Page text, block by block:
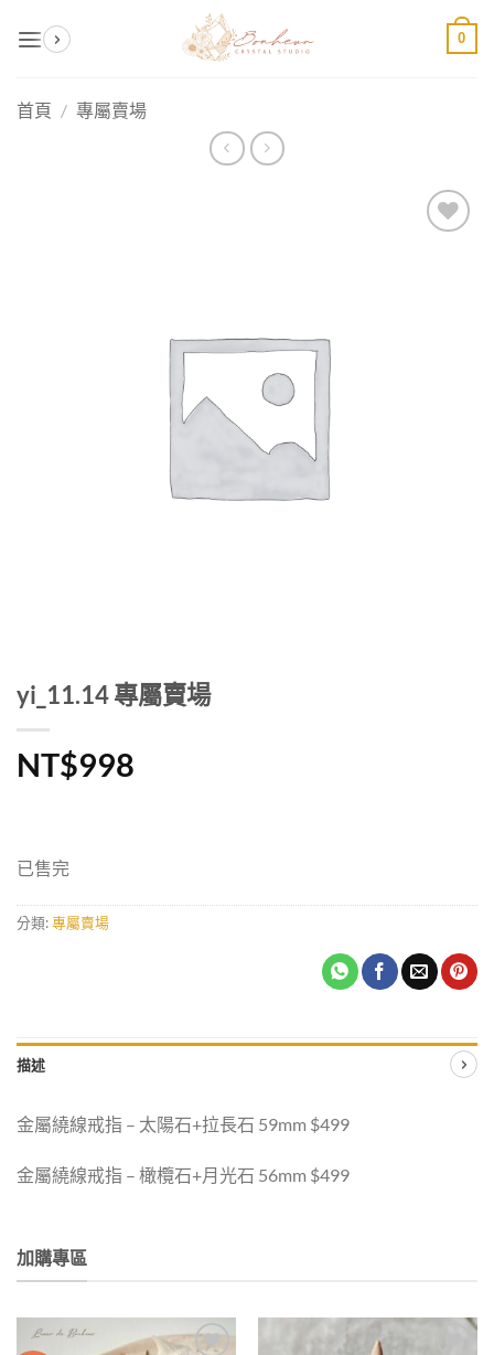
0
首頁 / 專屬賣場
yi_11.14 專屬賣場
NT$998
已售完
分類:專屬賣場
描述
金屬繞線戒指 – 太陽石+拉長石 59mm $499
金屬繞線戒指 – 橄欖石+月光石 56mm $499
加購專區